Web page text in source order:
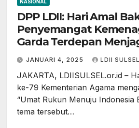
NASIONAL
DPP LDII: Hari Amal
Penyemangat
Garda Terdepan
Kebhinnekaan
JANUARI 4, 2025 LDII SULSEL
JAKARTA, LDIISULSEL.or.id –
ke-79 Kementerian Agama
“Umat Rukun Menuju Indonesia
tema tersebut…